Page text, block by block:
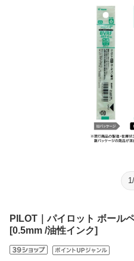
1 /
PILOT｜パイロット ボール
[0.5mm /油性インク]